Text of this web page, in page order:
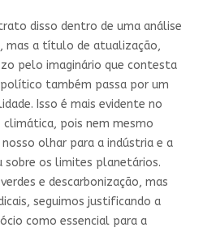
disso dentro de uma análise
mas a título de atualização,
pelo imaginário que contesta
também passa por um
Isso é mais evidente no
climática, pois nem mesmo
olhar para a indústria e a
os limites planetários.
e descarbonização, mas
seguimos justificando a
como essencial para a